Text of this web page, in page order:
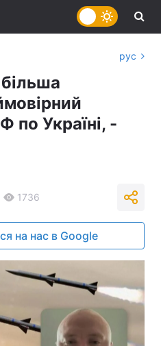
рус
по Україні, -
1736
на нас в Google